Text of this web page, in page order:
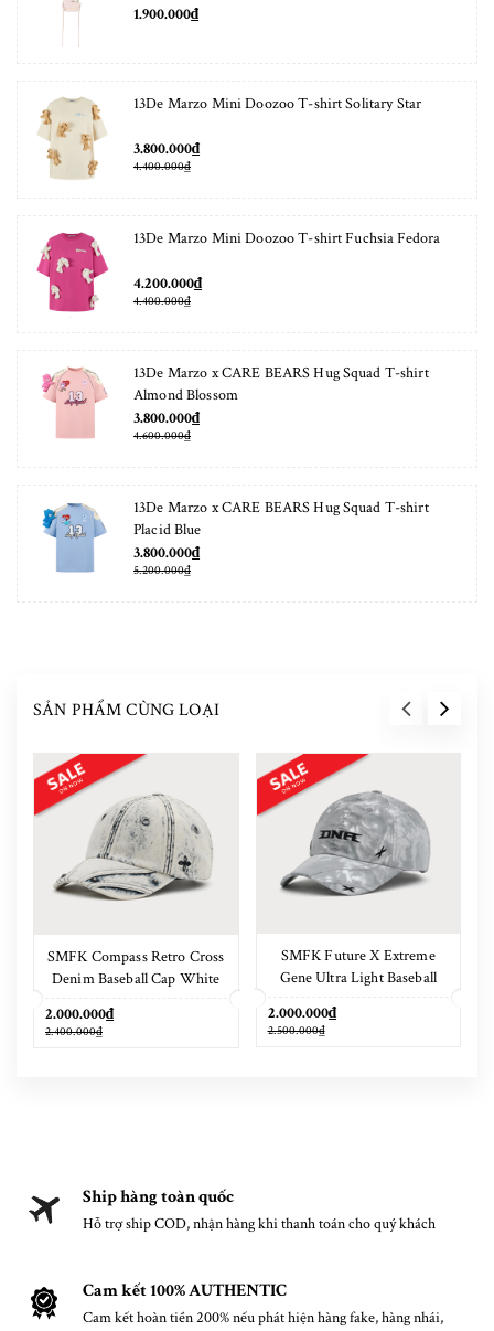
1.900.000₫
13De Marzo Mini Doozoo T-shirt Solitary Star
3.800.000₫
4.400.000₫
13De Marzo Mini Doozoo T-shirt Fuchsia Fedora
4.200.000₫
4.400.000₫
13De Marzo x CARE BEARS Hug Squad T-shirt
Almond Blossom
3.800.000₫
4.600.000₫
13De Marzo x CARE BEARS Hug Squad T-shirt
Placid Blue
3.800.000₫
5.200.000₫
SẢN PHẨM CÙNG LOẠI
SMFK Compass Retro Cross
Denim Baseball Cap White
2.000.000₫
2.400.000₫
SMFK Future X Extreme
Gene Ultra Light Baseball
2.000.000₫
2.500.000₫
Ship hàng toàn quốc
Hỗ trợ ship COD, nhận hàng khi thanh toán cho quý khách
Cam kết 100% AUTHENTIC
Cam kết hoàn tiền 200% nếu phát hiện hàng fake, hàng nhái,